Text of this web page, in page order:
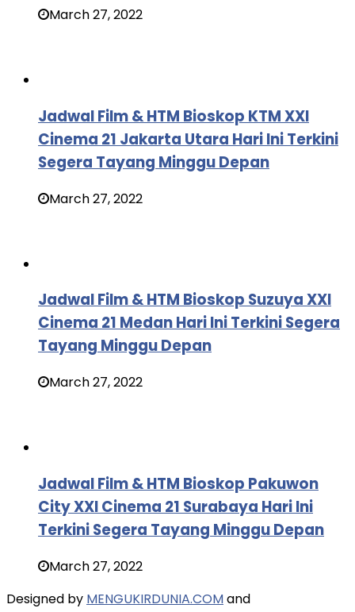
March 27, 2022
Jadwal Film & HTM Bioskop KTM XXI
Cinema 21 Jakarta Utara Hari Ini Terkini
Segera Tayang Minggu Depan
March 27, 2022
Jadwal Film & HTM Bioskop Suzuya XXI
Cinema 21 Medan Hari Ini Terkini Segera
Tayang Minggu Depan
March 27, 2022
Jadwal Film & HTM Bioskop Pakuwon
City XXI Cinema 21 Surabaya Hari Ini
Terkini Segera Tayang Minggu Depan
March 27, 2022
Designed by MENGUKIRDUNIA.COMand